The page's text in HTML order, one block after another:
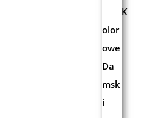
K
olor
owe
Da
msk
i